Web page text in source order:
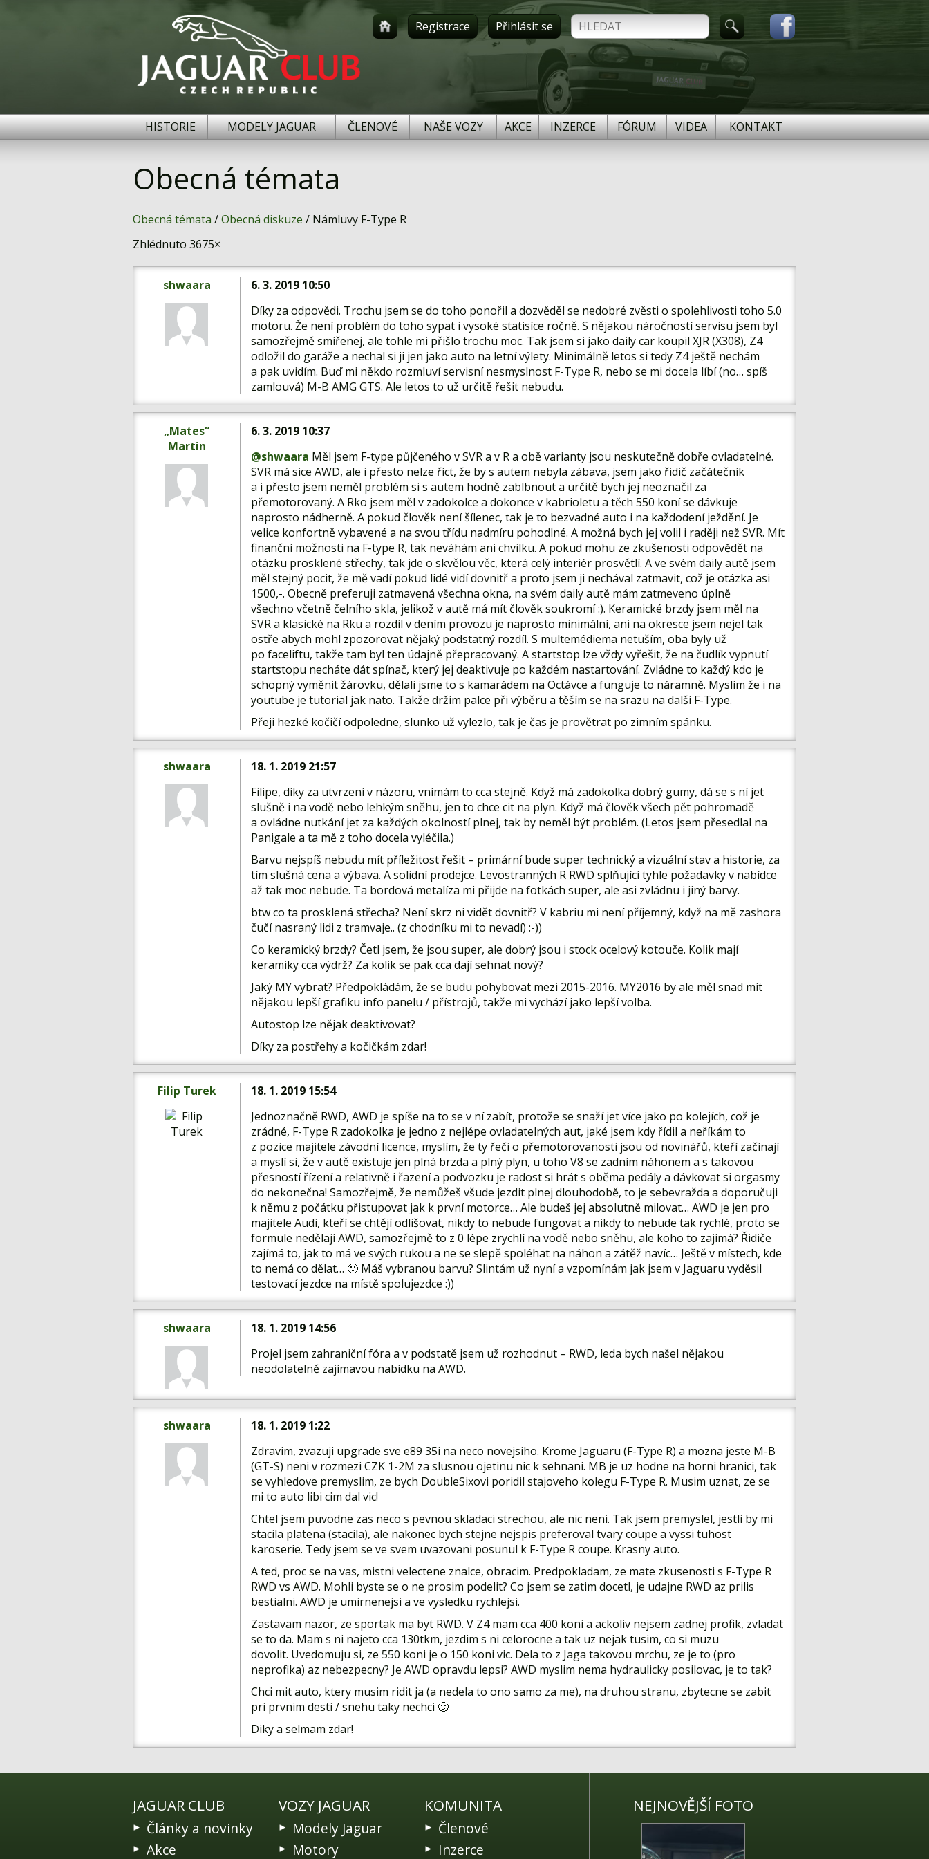
Registrace Přihlásit se
HISTORIE MODELY JAGUAR ČLENOVÉ NAŠE VOZY AKCE INZERCE FÓRUM VIDEA KONTAKT
Obecná témata
Obecná témata /Obecná diskuze / Námluvy F-Type R
Zhlédnuto 3675×
shwaara
6. 3. 2019 10:50
Díky za odpovědi. Trochu jsem se do toho ponořil a dozvěděl se nedobré zvěsti o spolehlivosti toho 5.0
motoru. Že není problém do toho sypat i vysoké statisíce ročně. S nějakou náročností servisu jsem byl
samozřejmě smířenej, ale tohle mi přišlo trochu moc. Tak jsem si jako daily car koupil XJR (X308), Z4
odložil do garáže a nechal si ji jen jako auto na letní výlety. Minimálně letos si tedy Z4 ještě nechám
a pak uvidím. Buď mi někdo rozmluví servisní nesmyslnost F-Type R, nebo se mi docela líbí (no… spíš
zamlouvá) M-B AMG GTS. Ale letos to už určitě řešit nebudu.
„Mates“
Martin
6. 3. 2019 10:37
@shwaara Měl jsem F-type půjčeného v SVR a v R a obě varianty jsou neskutečně dobře ovladatelné.
SVR má sice AWD, ale i přesto nelze říct, že by s autem nebyla zábava, jsem jako řidič začátečník
a i přesto jsem neměl problém si s autem hodně zablbnout a určitě bych jej neoznačil za
přemotorovaný. A Rko jsem měl v zadokolce a dokonce v kabrioletu a těch 550 koní se dávkuje
naprosto nádherně. A pokud člověk není šílenec, tak je to bezvadné auto i na každodení ježdění. Je
velice konfortně vybavené a na svou třídu nadmíru pohodlné. A možná bych jej volil i raději než SVR. Mít
finanční možnosti na F-type R, tak neváhám ani chvilku. A pokud mohu ze zkušenosti odpovědět na
otázku prosklené střechy, tak jde o skvělou věc, která celý interiér prosvětlí. A ve svém daily autě jsem
měl stejný pocit, že mě vadí pokud lidé vidí dovnitř a proto jsem ji nechával zatmavit, což je otázka asi
1500,-. Obecně preferuji zatmavená všechna okna, na svém daily autě mám zatmeveno úplně
všechno včetně čelního skla, jelikož v autě má mít člověk soukromí :). Keramické brzdy jsem měl na
SVR a klasické na Rku a rozdíl v dením provozu je naprosto minimální, ani na okresce jsem nejel tak
ostře abych mohl zpozorovat nějaký podstatný rozdíl. S multemédiema netuším, oba byly už
po faceliftu, takže tam byl ten údajně přepracovaný. A startstop lze vždy vyřešit, že na čudlík vypnutí
startstopu necháte dát spínač, který jej deaktivuje po každém nastartování. Zvládne to každý kdo je
schopný vyměnit žárovku, dělali jsme to s kamarádem na Octávce a funguje to náramně. Myslím že i na
youtube je tutorial jak nato. Takže držím palce při výběru a těším se na srazu na další F-Type.
Přeji hezké kočičí odpoledne, slunko už vylezlo, tak je čas je provětrat po zimním spánku.
shwaara
18. 1. 2019 21:57
Filipe, díky za utvrzení v názoru, vnímám to cca stejně. Když má zadokolka dobrý gumy, dá se s ní jet
slušně i na vodě nebo lehkým sněhu, jen to chce cit na plyn. Když má člověk všech pět pohromadě
a ovládne nutkání jet za každých okolností plnej, tak by neměl být problém. (Letos jsem přesedlal na
Panigale a ta mě z toho docela vyléčila.)
Barvu nejspíš nebudu mít příležitost řešit – primární bude super technický a vizuální stav a historie, za
tím slušná cena a výbava. A solidní prodejce. Levostranných R RWD splňující tyhle požadavky v nabídce
až tak moc nebude. Ta bordová metalíza mi přijde na fotkách super, ale asi zvládnu i jiný barvy.
btw co ta prosklená střecha? Není skrz ni vidět dovnitř? V kabriu mi není příjemný, když na mě zashora
čučí nasraný lidi z tramvaje.. (z chodníku mi to nevadí) :-))
Co keramický brzdy? Četl jsem, že jsou super, ale dobrý jsou i stock ocelový kotouče. Kolik mají
keramiky cca výdrž? Za kolik se pak cca dají sehnat nový?
Jaký MY vybrat? Předpokládám, že se budu pohybovat mezi 2015-2016. MY2016 by ale měl snad mít
nějakou lepší grafiku info panelu / přístrojů, takže mi vychází jako lepší volba.
Autostop lze nějak deaktivovat?
Díky za postřehy a kočičkám zdar!
Filip Turek
18. 1. 2019 15:54
Jednoznačně RWD, AWD je spíše na to se v ní zabít, protože se snaží jet více jako po kolejích, což je
zrádné, F-Type R zadokolka je jedno z nejlépe ovladatelných aut, jaké jsem kdy řídil a neříkám to
z pozice majitele závodní licence, myslím, že ty řeči o přemotorovanosti jsou od novinářů, kteří začínají
a myslí si, že v autě existuje jen plná brzda a plný plyn, u toho V8 se zadním náhonem a s takovou
přesností řízení a relativně i řazení a podvozku je radost si hrát s oběma pedály a dávkovat si orgasmy
do nekonečna! Samozřejmě, že nemůžeš všude jezdit plnej dlouhodobě, to je sebevražda a doporučuji
k němu z počátku přistupovat jak k první motorce… Ale budeš jej absolutně milovat… AWD je jen pro
majitele Audi, kteří se chtějí odlišovat, nikdy to nebude fungovat a nikdy to nebude tak rychlé, proto se
formule nedělají AWD, samozřejmě to z 0 lépe zrychlí na vodě nebo sněhu, ale koho to zajímá? Řidiče
zajímá to, jak to má ve svých rukou a ne se slepě spoléhat na náhon a zátěž navíc… Ještě v místech, kde
to nemá co dělat… 🙂 Máš vybranou barvu? Slintám už nyní a vzpomínám jak jsem v Jaguaru vyděsil
testovací jezdce na místě spolujezdce :))
shwaara
18. 1. 2019 14:56
Projel jsem zahraniční fóra a v podstatě jsem už rozhodnut – RWD, leda bych našel nějakou
neodolatelně zajímavou nabídku na AWD.
shwaara
18. 1. 2019 1:22
Zdravim, zvazuji upgrade sve e89 35i na neco novejsiho. Krome Jaguaru (F-Type R) a mozna jeste M-B
(GT-S) neni v rozmezi CZK 1-2M za slusnou ojetinu nic k sehnani. MB je uz hodne na horni hranici, tak
se vyhledove premyslim, ze bych DoubleSixovi poridil stajoveho kolegu F-Type R. Musim uznat, ze se
mi to auto libi cim dal vic!
Chtel jsem puvodne zas neco s pevnou skladaci strechou, ale nic neni. Tak jsem premyslel, jestli by mi
stacila platena (stacila), ale nakonec bych stejne nejspis preferoval tvary coupe a vyssi tuhost
karoserie. Tedy jsem se ve svem uvazovani posunul k F-Type R coupe. Krasny auto.
A ted, proc se na vas, mistni velectene znalce, obracim. Predpokladam, ze mate zkusenosti s F-Type R
RWD vs AWD. Mohli byste se o ne prosim podelit? Co jsem se zatim docetl, je udajne RWD az prilis
bestialni. AWD je umirnenejsi a ve vysledku rychlejsi.
Zastavam nazor, ze sportak ma byt RWD. V Z4 mam cca 400 koni a ackoliv nejsem zadnej profik, zvladat
se to da. Mam s ni najeto cca 130tkm, jezdim s ni celorocne a tak uz nejak tusim, co si muzu
dovolit. Uvedomuju si, ze 550 koni je o 150 koni vic. Dela to z Jaga takovou mrchu, ze je to (pro
neprofika) az nebezpecny? Je AWD opravdu lepsi? AWD myslim nema hydraulicky posilovac, je to tak?
Chci mit auto, ktery musim ridit ja (a nedela to ono samo za me), na druhou stranu, zbytecne se zabit
pri prvnim desti / snehu taky nechci 🙂
Diky a selmam zdar!
JAGUAR CLUB
Články a novinky
Akce
VOZY JAGUAR
Modely Jaguar
Motory
KOMUNITA
Členové
Inzerce
NEJNOVĚJŠÍ FOTO